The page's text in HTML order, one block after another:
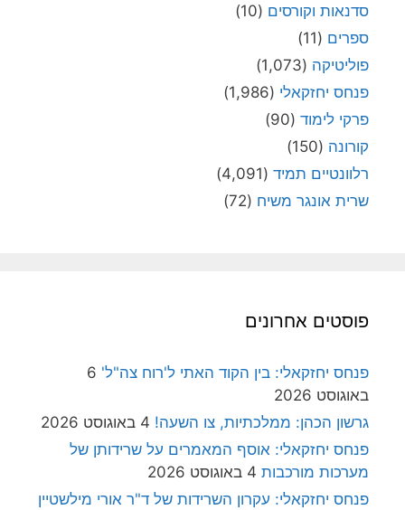
סדנאות וקורסים (10)
ספרים (11)
פוליטיקה (1,073)
פנחס יחזקאלי (1,986)
פרקי לימוד (90)
קורונה (150)
רלוונטיים תמיד (4,091)
שרית אונגר משיח (72)
פוסטים אחרונים
פנחס יחזקאלי: בין הקוד האתי ל'רוח צה"ל' 6
באוגוסט 2026
גרשון הכהן: ממלכתיות, צו השעה! 4 באוגוסט 2026
פנחס יחזקאלי: אוסף המאמרים על שרידותן של
מערכות מורכבות 4 באוגוסט 2026
פנחס יחזקאלי: עקרון השרידות של ד"ר אורי מילשטיין